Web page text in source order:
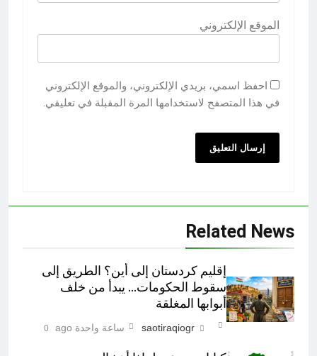
الموقع الإلكتروني
احفظ اسمي، بريدي الإلكتروني، والموقع الإلكتروني
في هذا المتصفح لاستخدامها المرة المقبلة في تعليقي.
Related News
إقليم كردستان إلى أين؟ الطريق إلى
سقوط الحكومات… يبدأ من خلف
أبوابها المغلقة
saotiraqiogr ساعة واحدة ago 0